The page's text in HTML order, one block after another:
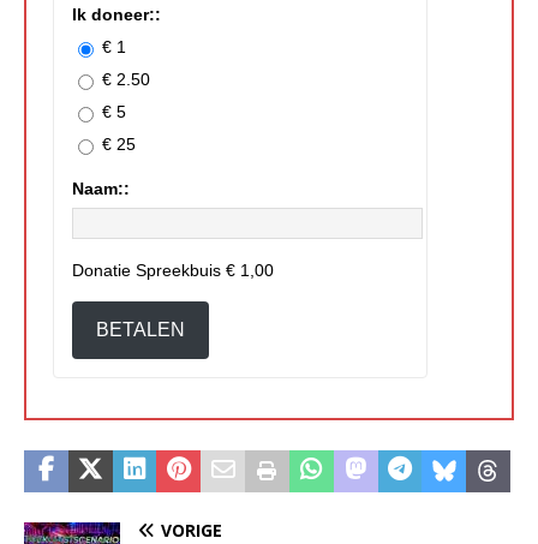
Ik doneer::
€ 1
€ 2.50
€ 5
€ 25
Naam::
Donatie Spreekbuis € 1,00
BETALEN
VORIGE